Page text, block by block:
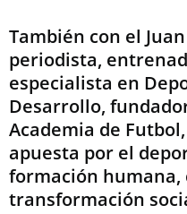
También con el
periodista,
especialista en
Desarrollo,
Academia de
apuesta por el
formación humana,
transformación